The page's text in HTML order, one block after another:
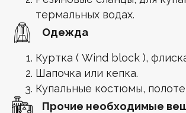
термальных водах.
Одежда
Куртка ( Wind block ),
Шапочка или кепка.
Купальные костюмы,
Прочие необходимые